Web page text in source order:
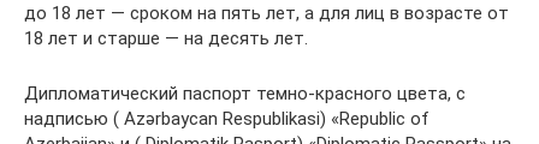
до 18 лет — сроком на пять лет, а для лиц в возрасте от
18 лет и старше — на десять лет.
Дипломатический паспорт темно-красного цвета, с
надписью ( Azərbaycan Respublikasi) «Republic of